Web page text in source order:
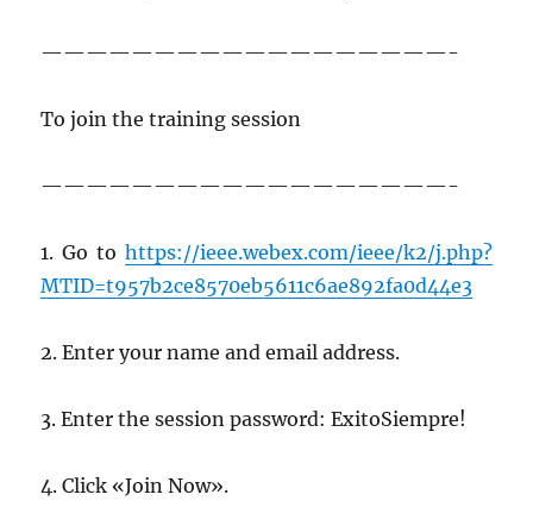
——————————————————-
To join the training session
——————————————————-
1. Go to https://ieee.webex.com/ieee/k2/j.php?
MTID=t957b2ce8570eb5611c6ae892fa0d44e3
2. Enter your name and email address.
3. Enter the session password: ExitoSiempre!
4. Click «Join Now».